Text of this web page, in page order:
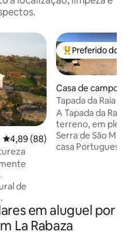
4,89 de uma avaliação média
4,89 (88)
de
LaRaya
Entre os
Preferido dos
Casa de campo ⋅
Tapada da Raia
A Tapada da Raia
terreno, em
Serra de São
casa
Natureza. A casa
apresenta as
para umas férias
em aluguel por
La Rabaza